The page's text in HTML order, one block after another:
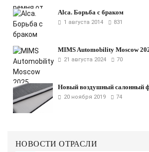
Аlca. Борьба с браком
1 августа 2014 831
MIMS Automobility Moscow
21 августа 2024 70
Новый воздушный салонный
20 ноября 2019 74
НОВОСТИ ОТРАСЛИ